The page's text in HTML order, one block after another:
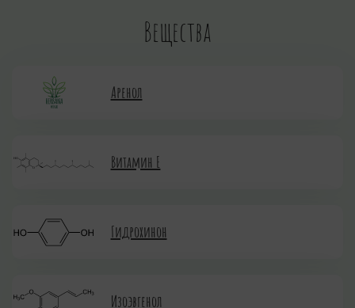
Вещества
Аренол
Витамин Е
Гидрохинон
Изоэвгенол